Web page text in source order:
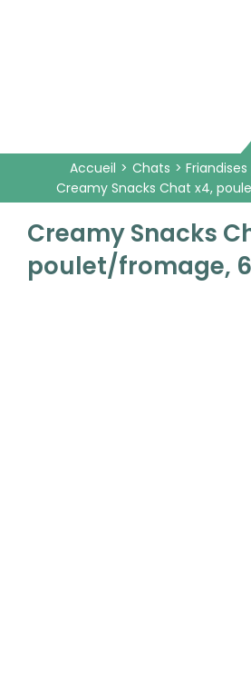
Accueil Chats
Creamy Snacks Chat x4,
Creamy Snacks
poulet/fromage,